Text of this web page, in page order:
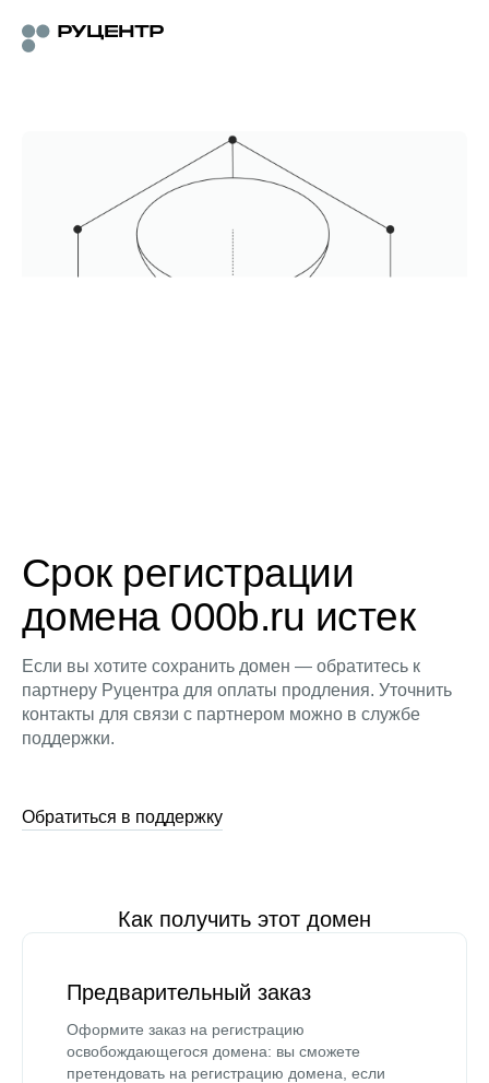
Срок регистрации
домена 000b.ru истек
Если вы хотите сохранить домен — обратитесь к
партнеру Руцентра для оплаты продления. Уточнить
контакты для связи с партнером можно в службе
поддержки.
Обратиться в поддержку
Как получить этот домен
Предварительный заказ
Оформите заказ на регистрацию
освобождающегося домена: вы сможете
претендовать на регистрацию домена, если